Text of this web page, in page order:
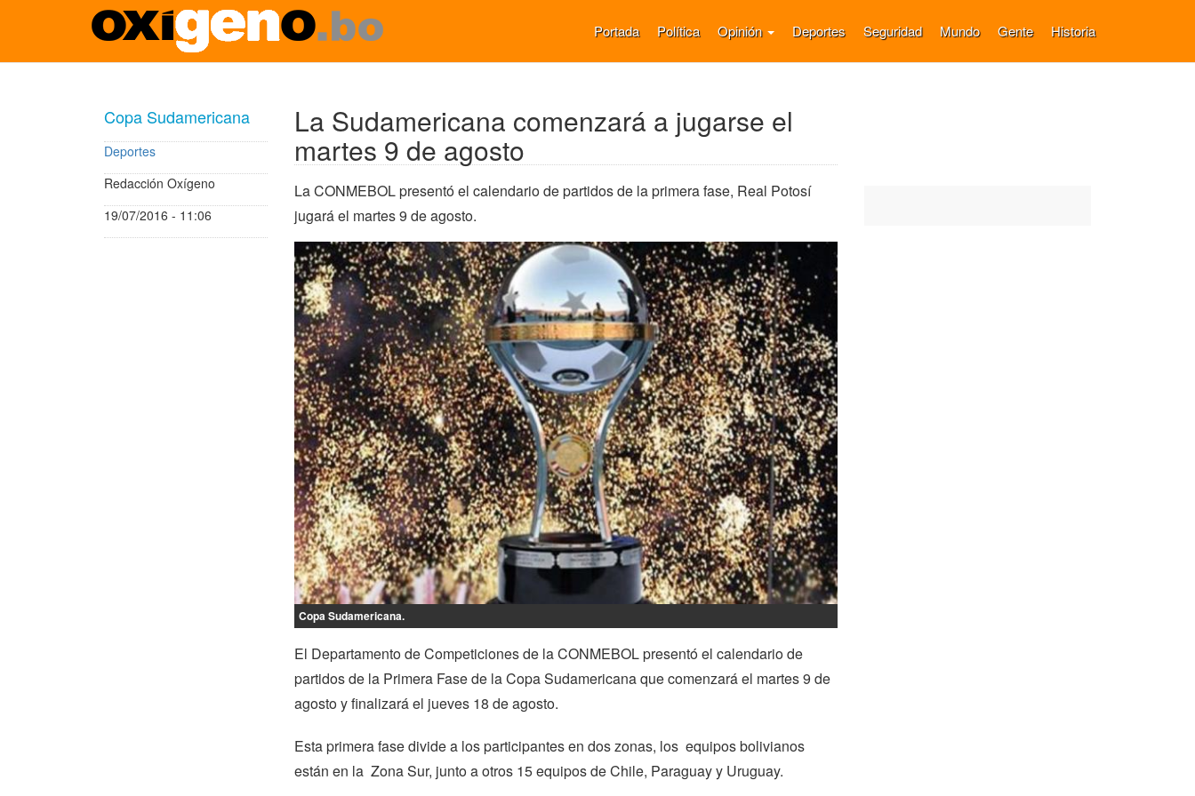
Pasar
Portada Política Opinión Deportes Seguridad Mundo Gente Historia
Copa Sudamericana
Deportes
Redacción Oxígeno
19/07/2016 - 11:06
La Sudamericana comenzará a jugarse el
martes 9 de agosto
La CONMEBOL presentó el calendario de partidos de la primera fase, Real Potosí
jugará el martes 9 de agosto.
Copa Sudamericana.
El Departamento de Competiciones de la CONMEBOL presentó el calendario de
partidos de la Primera Fase de la Copa Sudamericana que comenzará el martes 9 de
agosto y finalizará el jueves 18 de agosto.
Esta primera fase divide a los participantes en dos zonas, los equipos bolivianos
están en la Zona Sur, junto a otros 15 equipos de Chile, Paraguay y Uruguay.